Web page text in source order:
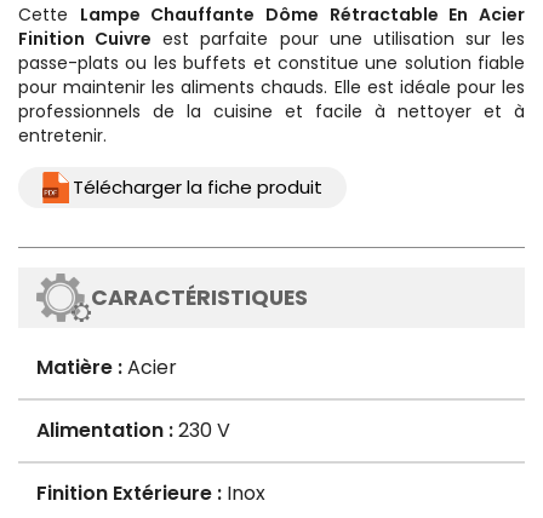
Cette Lampe Chauffante Dôme Rétractable En Acier
Finition Cuivre est parfaite pour une utilisation sur les
passe-plats ou les buffets et constitue une solution fiable
pour maintenir les aliments chauds. Elle est idéale pour les
professionnels de la cuisine et facile à nettoyer et à
entretenir.
Télécharger la fiche produit
CARACTÉRISTIQUES
Matière :Acier
Alimentation :230 V
Finition Extérieure : Inox